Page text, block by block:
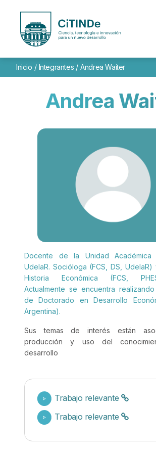
Inicio / Integrantes /Andrea Waiter
Andrea
Docente de la Unidad Académica
UdelaR. Socióloga (FCS, DS,
Historia Económica (FCS,
Actualmente se encuentra
de Doctorado en Desarrollo
Argentina).
Sus temas de interés están
producción y uso del
desarrollo
Trabajo relevante
Trabajo relevante